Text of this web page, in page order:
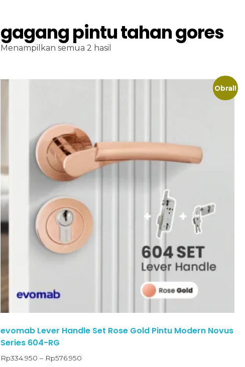
gagang pintu tahan gores
Menampilkan semua 2 hasil
Obral!
evomab Lever Handle Set Rose Gold Pintu Modern Novus
Series 604-RG
Rp334.950 – Rp576.950